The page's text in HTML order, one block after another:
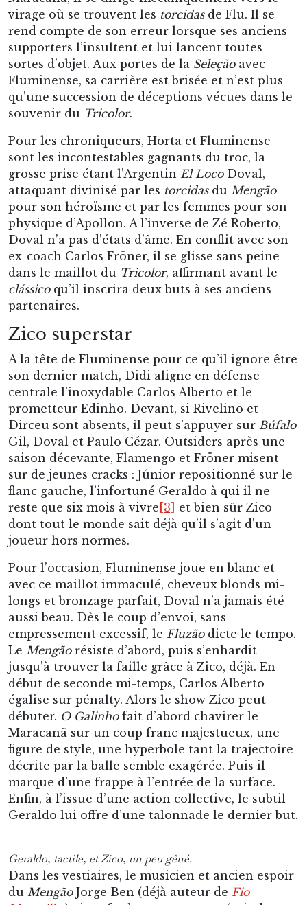
virage où se trouvent les torcidasde Flu. Il se
rend compte de son erreur lorsque ses anciens
supporters l’insultent et lui lancent toutes
sortes d’objet. Aux portes de la Seleçãoavec
Fluminense, sa carrière est brisée et n’est plus
qu’une succession de déceptions vécues dans le
souvenir du Tricolor.
Pour les chroniqueurs, Horta et Fluminense
sont les incontestables gagnants du troc, la
grosse prise étant l’Argentin El LocoDoval,
attaquant divinisé par les torcidasdu Mengão
pour son héroïsme et par les femmes pour son
physique d’Apollon. A l’inverse de Zé Roberto,
Doval n’a pas d’états d’âme. En conflit avec son
ex-coach Carlos Fröner, il se glisse sans peine
dans le maillot du Tricolor, affirmant avant le
clássicoqu’il inscrira deux buts à ses anciens
partenaires.
Zico superstar
A la tête de Fluminense pour ce qu’il ignore être
son dernier match, Didi aligne en défense
centrale l’inoxydable Carlos Alberto et le
prometteur Edinho. Devant, si Rivelino et
Dirceu sont absents, il peut s’appuyer sur Búfalo
Gil, Doval et Paulo Cézar. Outsiders après une
saison décevante, Flamengo et Fröner misent
sur de jeunes cracks : Júnior repositionné sur le
flanc gauche, l’infortuné Geraldo à qui il ne
reste que six mois à vivre [3]
et bien sûr Zico
dont tout le monde sait déjà qu’il s’agit d’un
joueur hors normes.
Pour l’occasion, Fluminense joue en blanc et
avec ce maillot immaculé, cheveux blonds mi-
longs et bronzage parfait, Doval n’a jamais été
aussi beau. Dès le coup d’envoi, sans
empressement excessif, le Fluzãodicte le tempo.
Le Mengãorésiste d’abord, puis s’enhardit
jusqu’à trouver la faille grâce à Zico, déjà. En
début de seconde mi-temps, Carlos Alberto
égalise sur pénalty. Alors le show Zico peut
débuter. O Galinhofait d’abord chavirer le
Maracanã sur un coup franc majestueux, une
figure de style, une hyperbole tant la trajectoire
décrite par la balle semble exagérée. Puis il
marque d’une frappe à l’entrée de la surface.
Enfin, à l’issue d’une action collective, le subtil
Geraldo lui offre d’une talonnade le dernier but.
Geraldo, tactile, et Zico, un peu gêné.
Dans les vestiaires, le musicien et ancien espoir
du MengãoJorge Ben (déjà auteur de Fio